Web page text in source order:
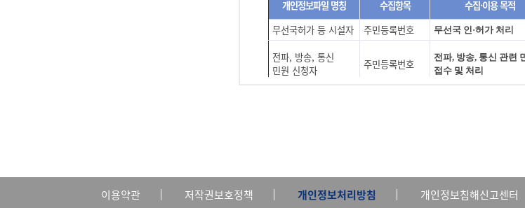
제6조 (이용자ID 부여 및 변경 등)
1. 당 사이트는 이용고객에 대하여 약관에 정하는 바에 따라 이용
2. 이용자ID는 원칙적으로 변경이 불가하며 부득이한 사유로 인
3. 과학기술정보통신부의 이용자ID는 이용자 본인의 동의하에 기
제7조 (회원정보 사용에 대한 동의)
개인정보파일 명칭
수집항목 수집·이용 목적
무선국허가 등 시설자
주민등록번호 무선국 인·허가 처리
전파, 방송, 통신
민원 신청자
주민등록번호
전파, 방송, 통신 관련
접수 및 처리
전파감시 등 적발자 주민등록번호
이용약관 저작권보호정책 개인정보처리방침 개인정보침해신고센터